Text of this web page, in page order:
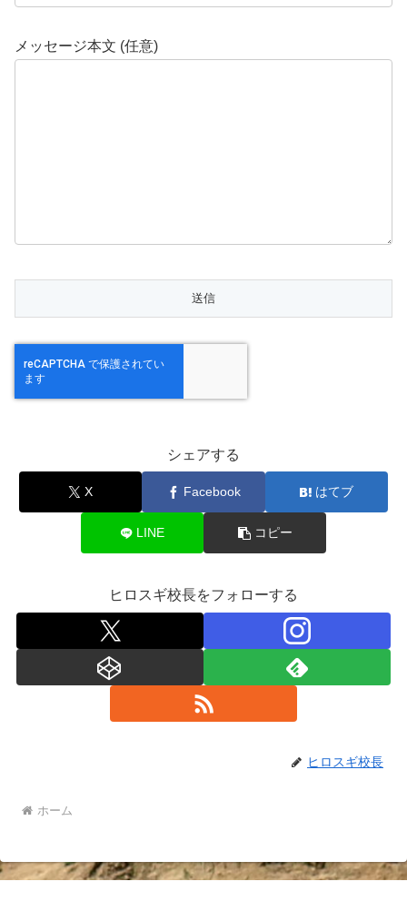
メッセージ本文 (任意)
シェアする
X Facebook はてブ
LINE コピー
ヒロスギ校長をフォローする
ヒロスギ校長
ホーム